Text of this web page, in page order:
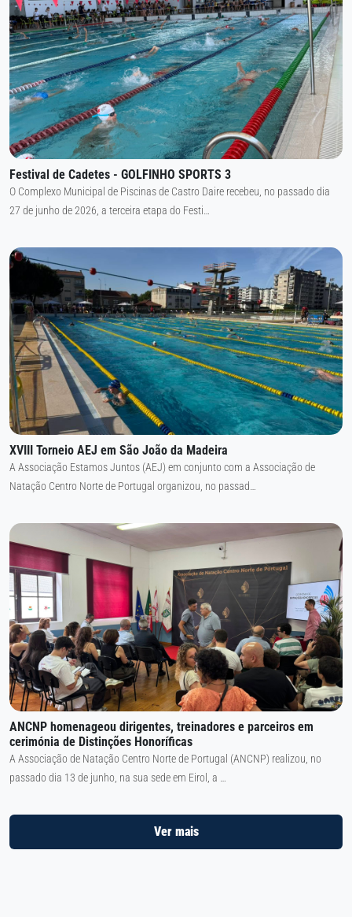
Festival de Cadetes - GOLFINHO SPORTS 3
O Complexo Municipal de Piscinas de Castro Daire recebeu, no passado dia
27 de junho de 2026, a terceira etapa do Festi…
XVIII Torneio AEJ em São João da Madeira
A Associação Estamos Juntos (AEJ) em conjunto com a Associação de
Natação Centro Norte de Portugal organizou, no passad…
ANCNP homenageou dirigentes, treinadores e parceiros em
cerimónia de Distinções Honoríficas
A Associação de Natação Centro Norte de Portugal (ANCNP) realizou, no
passado dia 13 de junho, na sua sede em Eirol, a …
Ver mais